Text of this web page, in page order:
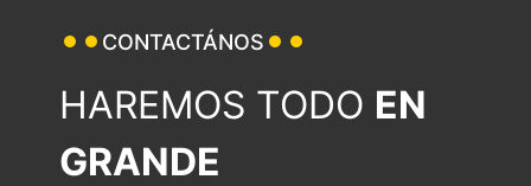
CONTACTÁNOS
HAREMOS TODO EN
GRANDE